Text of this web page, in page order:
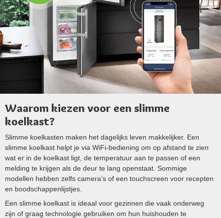
Waarom kiezen voor een slimme
koelkast?
Slimme koelkasten maken het dagelijks leven makkelijker. Een
slimme koelkast helpt je via WiFi-bediening om op afstand te zien
wat er in de koelkast ligt, de temperatuur aan te passen of een
melding te krijgen als de deur te lang openstaat. Sommige
modellen hebben zelfs camera’s of een touchscreen voor recepten
en boodschappenlijstjes.
Een slimme koelkast is ideaal voor gezinnen die vaak onderweg
zijn of graag technologie gebruiken om hun huishouden te